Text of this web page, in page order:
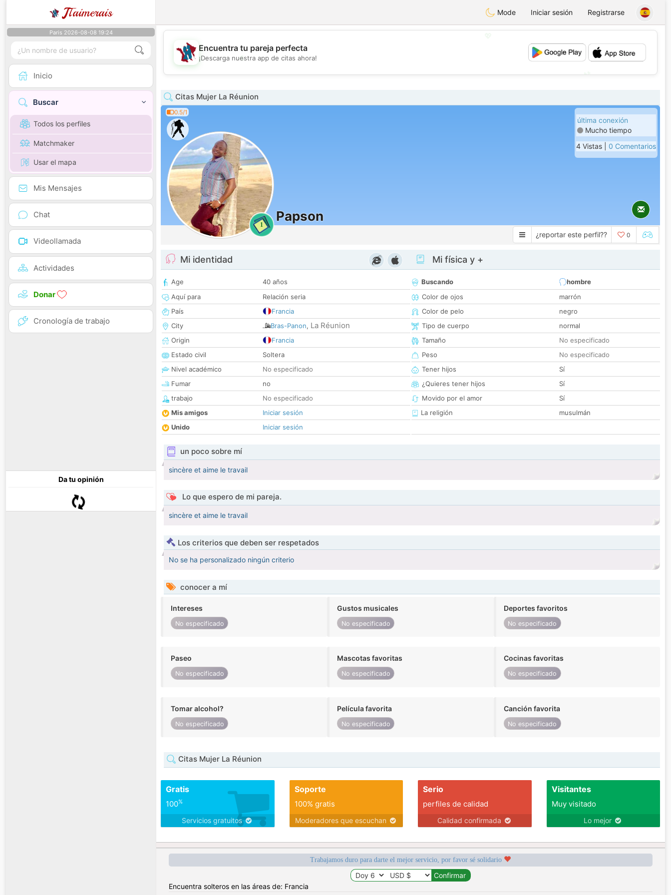
JTaimerais Mode Iniciar sesión Registrarse
Paris 2026-08-08 19:24
Inicio
Buscar
Todos los perfiles
Matchmaker
Usar el mapa
Mis Mensajes
Chat
Videollamada
Actividades
Donar
Cronología de trabajo
Da tu opinión
💕
Encuentra tu pareja perfecta
¡Descarga nuestra app de citas ahora!
Citas Mujer La Réunion
0.5/1
1
Papson
última conexión
Mucho tiempo
4 Vistas | 0 Comentarios
¿reportar este perfil?? 0
Mi identidad
Age
40 años
Aquí para
Relación seria
País
Francia
City
Bras-Panon, La Réunion
Origin
Francia
Estado civil
Soltera
Nivel académico
No especificado
Fumar
no
trabajo
No especificado
Mis amigos
Iniciar sesión
Unido
Iniciar sesión
Mi física y +
Buscando
hombre
Color de ojos
marrón
Color de pelo
negro
Tipo de cuerpo
normal
Tamaño
No especificado
Peso
No especificado
Tener hijos
Sí
¿Quieres tener hijos
Sí
Movido por el amor
Sí
La religión
musulmán
un poco sobre mí
sincère et aime le travail
Lo que espero de mi pareja.
sincère et aime le travail
Los criterios que deben ser respetados
No se ha personalizado ningún criterio
conocer a mí
Intereses
No especificado
Gustos musicales
No especificado
Deportes favoritos
No especificado
Paseo
No especificado
Mascotas favoritas
No especificado
Cocinas favoritas
No especificado
Tomar alcohol?
No especificado
Película favorita
No especificado
Canción favorita
No especificado
Citas Mujer La Réunion
Gratis
100%
Servicios gratuitos
Soporte
100% gratis
Moderadores que escuchan
Serio
perfiles de calidad
Calidad confirmada
Visitantes
Muy visitado
Lo mejor
Trabajamos duro para darte el mejor servicio, por favor sé solidario
Encuentra solteros en las áreas de: Francia